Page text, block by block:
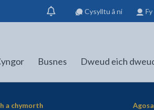
Dangos
hysbysiad
Cysylltu â ni
Busnes Dweud eich
a chymorth